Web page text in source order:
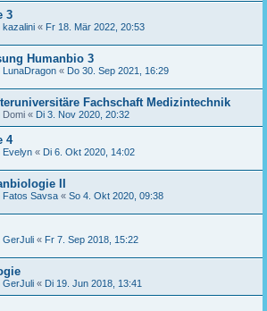
3
kazalini « Fr 18. Mär 2022, 20:53
Humanbio 3
LunaDragon « Do 30. Sep 2021, 16:29
Fachschaft Medizintechnik
Domi « Di 3. Nov 2020, 20:32
4
Evelyn « Di 6. Okt 2020, 14:02
II
Fatos Savsa « So 4. Okt 2020, 09:38
GerJuli « Fr 7. Sep 2018, 15:22
GerJuli « Di 19. Jun 2018, 13:41